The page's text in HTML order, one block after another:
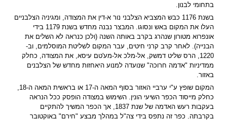
בתחומי לבנון.
בשנת 1176 כבש המצביא הצלבני נור א-דין את המצודה, ומגיניה הצלבניים
העלו את המקום באש ונסוגו. המבצר נבנה מחדש בשנת 1179 בידי
אונפרוא מטורון שנהרג בקרב באותה השנה (ולכן כנראה לא השלים את
הבנייה). לאחר קרב קרני חיטים, עבר המקום לשליטת המוסלמים, וב-
1220, הרס שליט דמשק, אל-מלכ אל-מע'טם עיסא, את המצודה, כחלק
ממדיניות "אדמה חרוכה" שנועדה למנוע היאחזות מחדש של הצלבנים
באזור.
כחלק מייסוד הכפר השיעי הונין. השימוש במצודה הופסק ככל הנראה
בעקבות רעש האדמה של שנת 1837, אך הכפר המשיך להתקיים
בקרבתה. כפר זה נתפס בידי צה"ל במהלך מבצע "חירם" באוקטובר